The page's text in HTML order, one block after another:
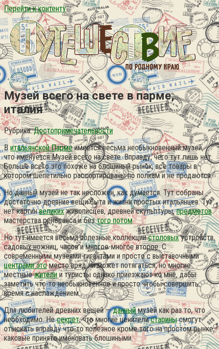
Перейти к контенту
Музей всего на свете в парме,
италия
Рубрика: Достопримечательности
В итальянской Пармеимеется весьма необыкновенный музей,
что именуется Музей всего на свете. Вправду, чего тут лишь нет.
Больше всего это похоже на блошиный рынок, все товары в
котором шепетильно рассортированы по полкам и не продаются.
Но данный музей не так несложен, как думается. Тут собраны
достаточно древние вещи быта и жизни простых итальянцев. Тут
нет картинвеликихживописцев, древней скульптуры,предметов
мастерства ренесанса и безтого потом.
Но тут имеется весьма полезные коллекциистоловыхустройств,
садовых ножниц, часов и многое-многое второе.С
современными музеями-гигантами и просто с выставочными
центрами этоместо вряд ли может потягаться, но многие
местныежителии туристы однако приезжают ко мне, дабы
заметить что-то необыкновенное и просто чтобы совершить
время с наслаждением.
Для любителей древних вещей —данныймузей как раз то, что
необходимо. Несекрет, что многие ценителистаринысмогут
отыскать вправду что-то полезное кроме того на простом рынке,
каковые принято именовать блошиными.